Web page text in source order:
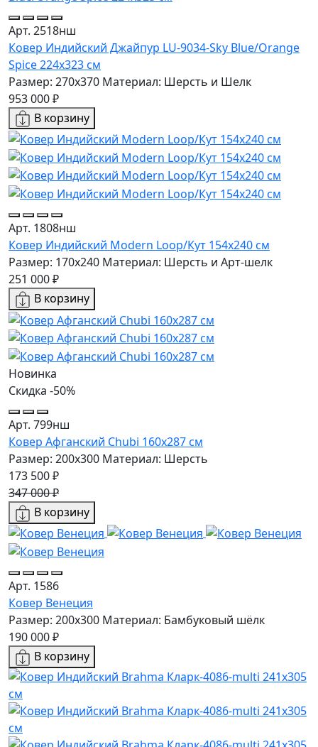
Арт. 2518нш
Ковер Индийский Джайпур LU-9034-Sky Blue/Orange
Spice 224x323 см
Размер: 270x370 Материал: Шерсть и Шелк
953 000 ₽
В корзину
Арт. 1808нш
Ковер Индийский Modern Loop/Кут 154x240 см
Размер: 170x240 Материал: Шерсть и Арт-шелк
251 000 ₽
В корзину
Новинка
Скидка -50%
Арт. 799нш
Ковер Афганский Chubi 160х287 см
Размер: 200x300 Материал: Шерсть
173 500 ₽
347 000 ₽
В корзину
Арт. 1586
Ковер Венеция
Размер: 200x300 Материал: Бамбуковый шёлк
190 000 ₽
В корзину